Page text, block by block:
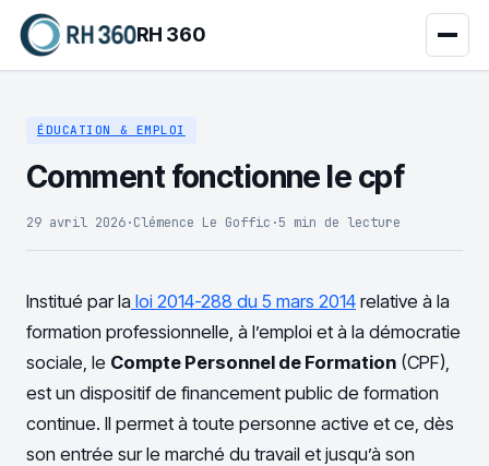
RH 360
ÉDUCATION & EMPLOI
Comment fonctionne le cpf
29 avril 2026·Clémence Le Goffic ·5 min de lecture
Institué par la loi 2014-288 du 5 mars 2014 relative à la
formation professionnelle, à l’emploi et à la démocratie
sociale, le Compte Personnel de Formation (CPF),
est un dispositif de financement public de formation
continue. Il permet à toute personne active et ce, dès
son entrée sur le marché du travail et jusqu’à son